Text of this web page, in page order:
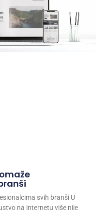
svih branši U
na internetu više nije